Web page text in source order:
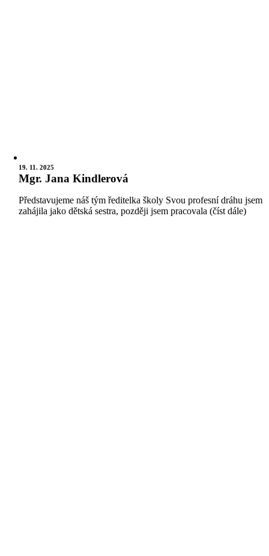
19. 11. 2025
Mgr. Jana Kindlerová
Představujeme náš tým ředitelka školy Svou profesní dráhu jsem
zahájila jako dětská sestra, později jsem pracovala (číst dále)